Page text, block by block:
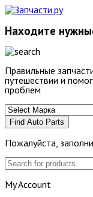
Находите
Правильные
путешествии и
проблем
Find Auto Parts
Пожалуйста,
My Account